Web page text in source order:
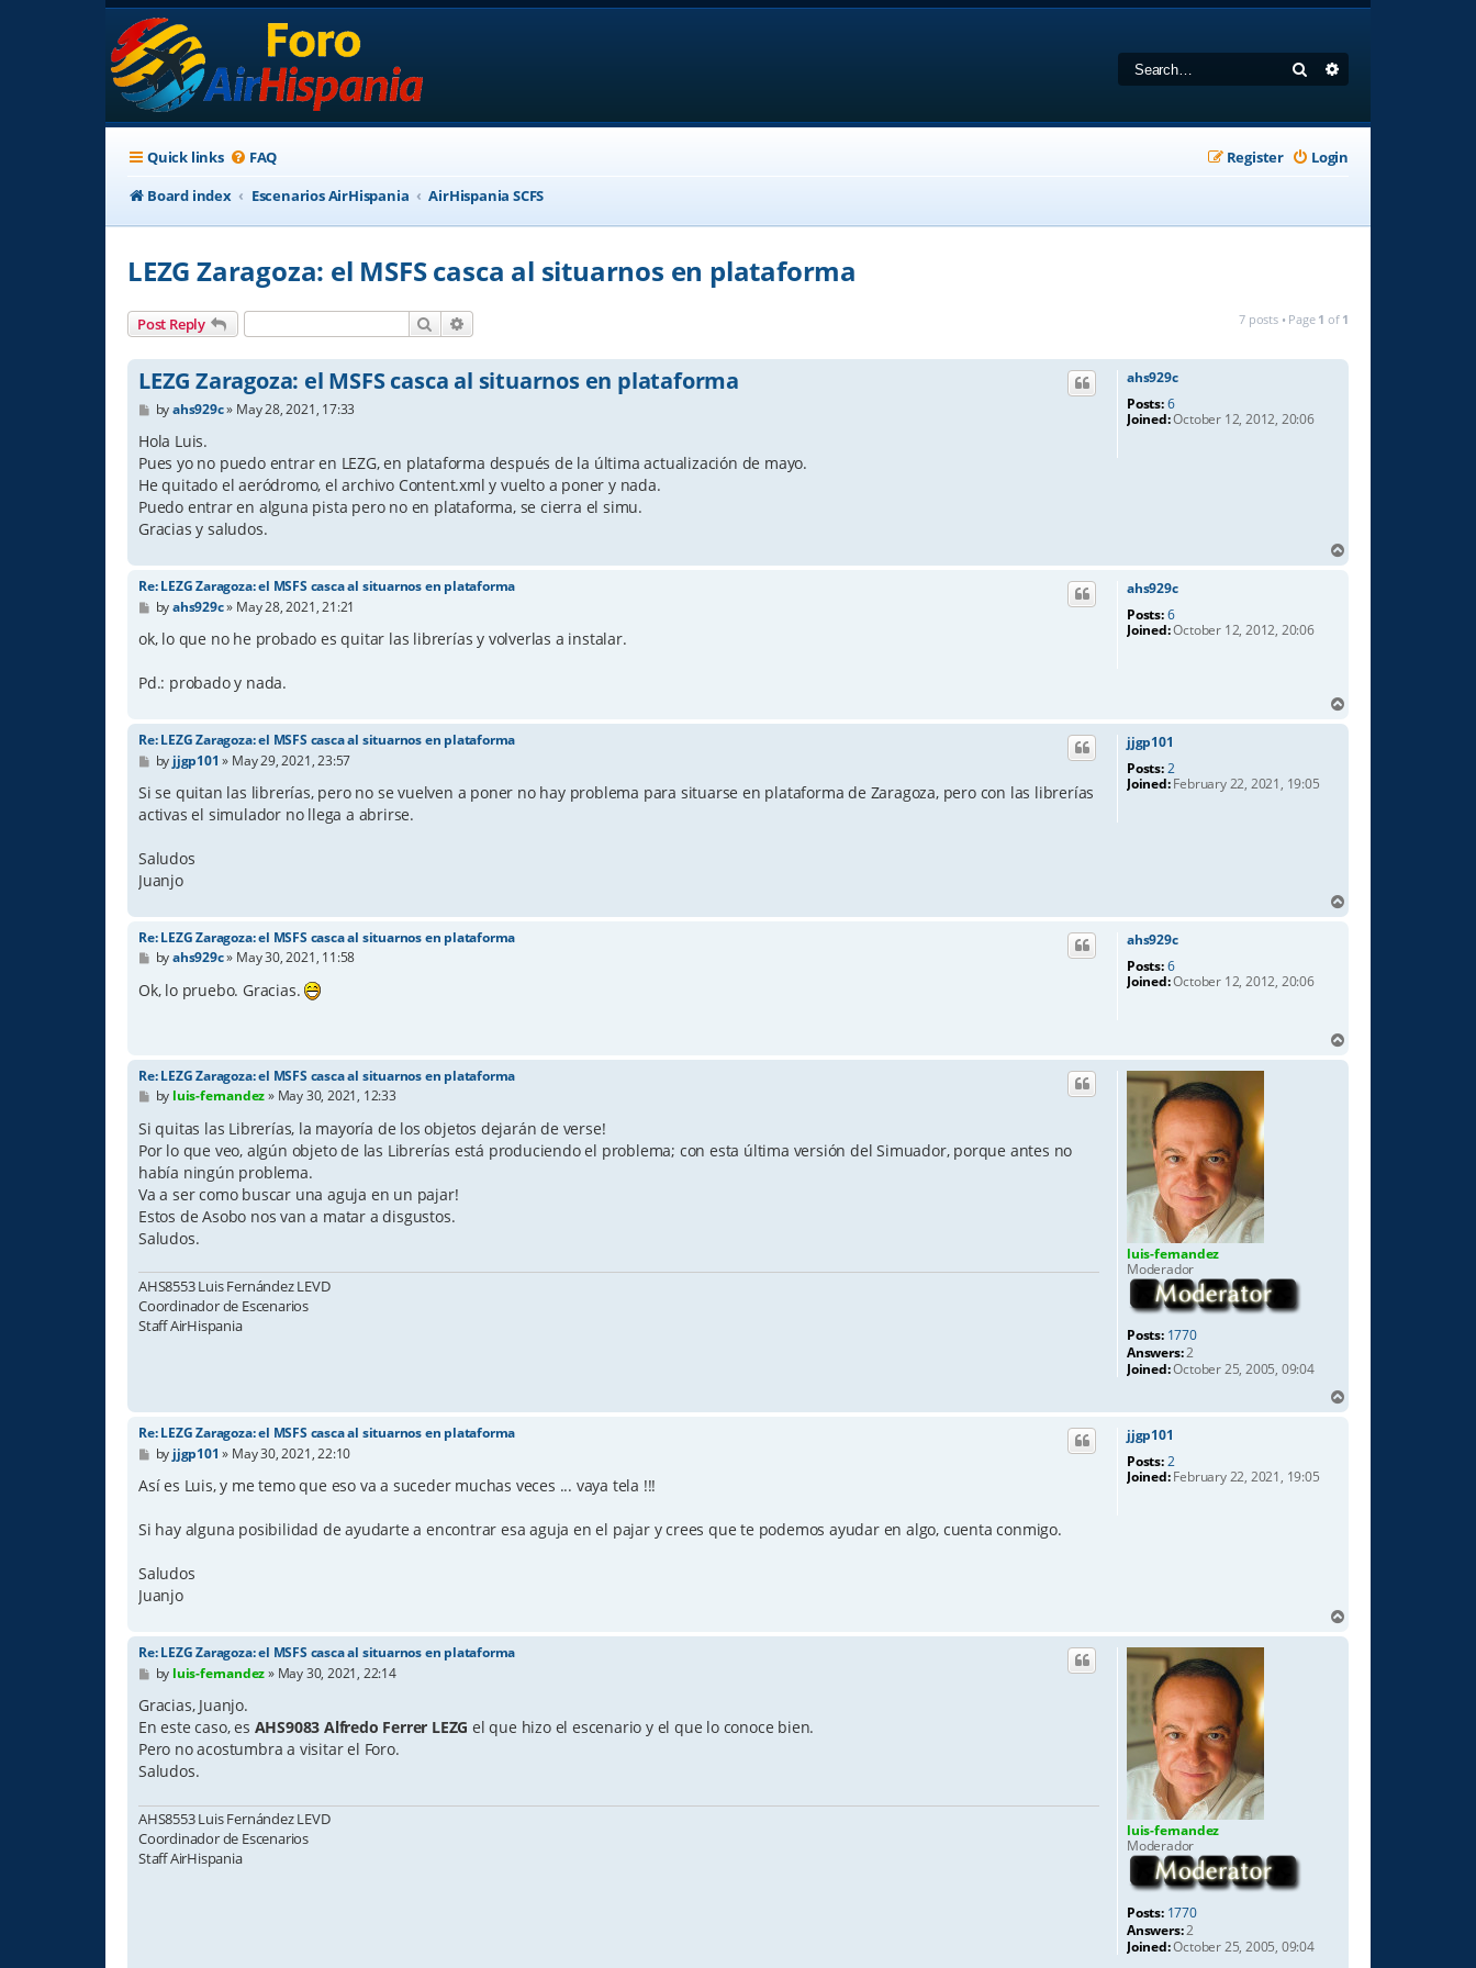
Search
Quick links FAQ Login
Register
Board index
Escenarios AirHispania AirHispania SCFS
LEZG Zaragoza: el MSFS casca al situarnos en plataforma
Post Reply Search 7 posts • Page 1 of 1
ahs929c
Posts:6
Joined:October 12, 2012, 20:06
LEZG Zaragoza: el MSFS casca al situarnos en plataforma
P
s
byahs929c» May 28, 2021, 17:33
Hola Luis.
Pues yo no puedo entrar en LEZG, en plataforma después de la última actualización de mayo.
He quitado el aeródromo, el archivo Content.xml y vuelto a poner y nada.
Puedo entrar en alguna pista pero no en plataforma, se cierra el simu.
Gracias y saludos.
ahs929c
Posts:6
Joined:October 12, 2012, 20:06
Re: LEZG Zaragoza: el MSFS casca al situarnos en plataforma
P
s
t
byahs929c» May 28, 2021, 21:21
ok, lo que no he probado es quitar las librerías y volverlas a instalar.
Pd.: probado y nada.
jjgp101
Posts:2
Joined:February 22, 2021, 19:05
Re: LEZG Zaragoza: el MSFS casca al situarnos en plataforma
P
s
by jjgp101 » May 29, 2021, 23:57
Si se quitan las librerías, pero no se vuelven a poner no hay problema para situarse en plataforma de Zaragoza, pero con las librerías
activas el simulador no llega a abrirse.
Saludos
Juanjo
ahs929c
Posts:6
Joined:October 12, 2012, 20:06
Re: LEZG Zaragoza: el MSFS casca al situarnos en plataforma
P
s
byahs929c» May 30, 2021, 11:58
Ok, lo pruebo. Gracias.
luis-fernandez
Moderador
Posts: 1770
Answers:2
Joined:October 25, 2005, 09:04
Re: LEZG Zaragoza: el MSFS casca al situarnos en plataforma
P
s
by luis-fernandez» May 30, 2021, 12:33
Si quitas las Librerías, la mayoría de los objetos dejarán de verse!
Por lo que veo, algún objeto de las Librerías está produciendo el problema; con esta última versión del Simuador, porque antes no
había ningún problema.
Va a ser como buscar una aguja en un pajar!
Estos de Asobo nos van a matar a disgustos.
Saludos.
AHS8553 Luis Fernández LEVD
Coordinador de Escenarios
Staff AirHispania
jjgp101
Posts:2
Joined:February 22, 2021, 19:05
Re: LEZG Zaragoza: el MSFS casca al situarnos en plataforma
P
s
by jjgp101 » May 30, 2021, 22:10
Así es Luis, y me temo que eso va a suceder muchas veces ... vaya tela !!!
Si hay alguna posibilidad de ayudarte a encontrar esa aguja en el pajar y crees que te podemos ayudar en algo, cuenta conmigo.
Saludos
Juanjo
luis-fernandez
Moderador
Posts: 1770
Answers:2
Joined:October 25, 2005, 09:04
Re: LEZG Zaragoza: el MSFS casca al situarnos en plataforma
P
s
by luis-fernandez» May 30, 2021, 22:14
Gracias, Juanjo.
En este caso, es AHS9083 Alfredo Ferrer LEZG el que hizo el escenario y el que lo conoce bien.
Pero no acostumbra a visitar el Foro.
Saludos.
AHS8553 Luis Fernández LEVD
Coordinador de Escenarios
Staff AirHispania